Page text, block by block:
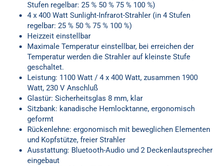
Stufen regelbar: 25 % 50 % 75 % 100 %)
4 x 400 Watt Sunlight-Infrarot-Strahler (in 4 Stufen
regelbar: 25 % 50 % 75 % 100 %)
Heizzeit einstellbar
Maximale Temperatur einstellbar, bei erreichen der
Temperatur werden die Strahler auf kleinste Stufe
geschaltet.
Leistung: 1100 Watt / 4 x 400 Watt, zusammen 1900
Watt, 230 V Anschluß
Glastür: Sicherheitsglas 8 mm, klar
Sitzbank: kanadische Hemlocktanne, ergonomisch
geformt
Rückenlehne: ergonomisch mit beweglichen Elementen
und Kopfstütze, freier Strahler
Ausstattung: Bluetooth-Audio und 2 Deckenlautsprecher
eingebaut